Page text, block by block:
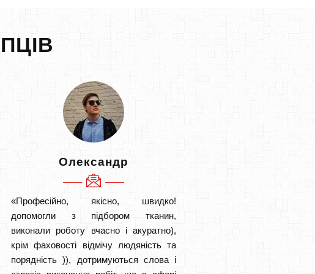
Олександр
«Професійно, якісно, швидко!
допомогли з підбором тканин,
виконали роботу вчасно і акуратно),
крім фаховості відмічу людяність та
порядність )), дотримуються слова і